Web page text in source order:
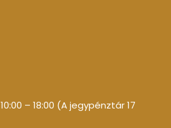
10:00 – 18:00 (A jegypénztár 17